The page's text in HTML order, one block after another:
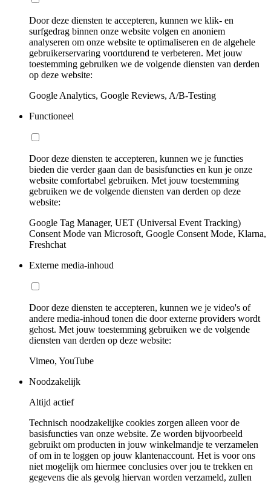
Door deze diensten te accepteren, kunnen we klik- en
surfgedrag binnen onze website volgen en anoniem
analyseren om onze website te optimaliseren en de algehele
gebruikerservaring voortdurend te verbeteren. Met jouw
toestemming gebruiken we de volgende diensten van derden
op deze website:
Google Analytics, Google Reviews, A/B-Testing
Functioneel
Door deze diensten te accepteren, kunnen we je functies
bieden die verder gaan dan de basisfuncties en kun je onze
website comfortabel gebruiken. Met jouw toestemming
gebruiken we de volgende diensten van derden op deze
website:
Google Tag Manager, UET (Universal Event Tracking)
Consent Mode van Microsoft, Google Consent Mode, Klarna,
Freshchat
Externe media-inhoud
Door deze diensten te accepteren, kunnen we je video's of
andere media-inhoud tonen die door externe providers wordt
gehost. Met jouw toestemming gebruiken we de volgende
diensten van derden op deze website:
Vimeo, YouTube
Noodzakelijk
Altijd actief
Technisch noodzakelijke cookies zorgen alleen voor de
basisfuncties van onze website. Ze worden bijvoorbeeld
gebruikt om producten in jouw winkelmandje te verzamelen
of om in te loggen op jouw klantenaccount. Het is voor ons
niet mogelijk om hiermee conclusies over jou te trekken en
gegevens die als gevolg hiervan worden verzameld, zullen